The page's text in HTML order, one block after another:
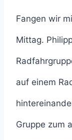
Fangen wir
Mittag.
auf einem
Gruppe zum